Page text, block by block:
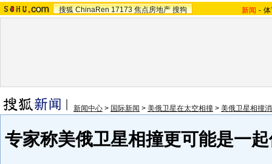
搜狐 ChinaRen 17173 焦点房地产 搜狗 新闻 -
新闻中心 > 国际新闻 > 美俄卫星在太空相撞 > 美俄卫星相撞
专家称美俄卫星相撞更可能是一